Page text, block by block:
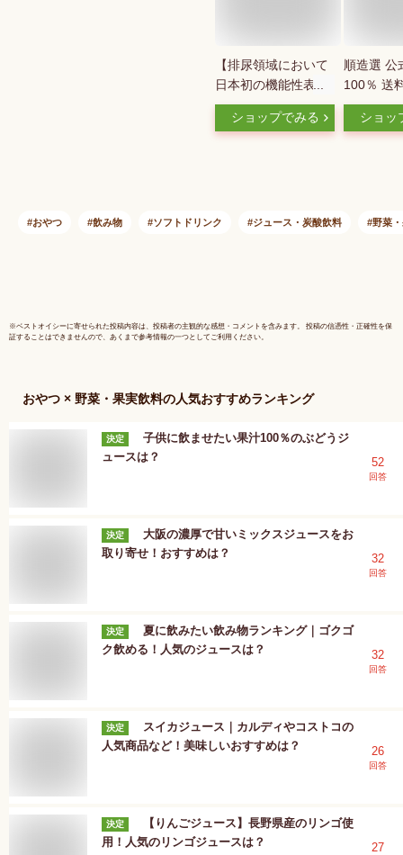
【排尿領域において
日本初の機能性表示
食品】順造選 機能性
表示 クランベリー
ルカイ 果汁100％ ス
ショップでみる
順造選 公
100％ 送
ンベリー
500ml×3
ジュース
ショッ
おやつ 飲み物 ソフトドリンク ジュース・炭酸飲料 野菜
※ベストオイシーに寄せられた投稿内容は、投稿者の主観的な感想・コメントを含みます。 投稿の信憑性・正確性を保
証することはできませんので、あくまで参考情報の一つとしてご利用ください。
おやつ × 野菜・果実飲料の人気おすすめランキング
決定
子供に飲ませたい果汁100％のぶどうジ
ュースは？
52
回答
決定
大阪の濃厚で甘いミックスジュースをお
取り寄せ！おすすめは？
32
回答
決定
夏に飲みたい飲み物ランキング｜ゴクゴ
ク飲める！人気のジュースは？
32
回答
決定
スイカジュース｜カルディやコストコの
人気商品など！美味しいおすすめは？
26
回答
決定
【りんごジュース】長野県産のリンゴ使
用！人気のリンゴジュースは？
27